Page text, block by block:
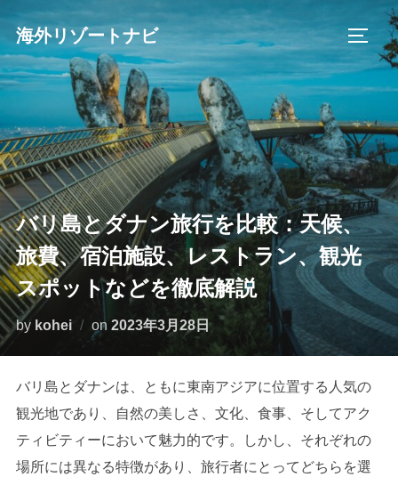
テ
ン
へ
ス
キ
ッ
プ
海外リゾートナビ サイド
バリ島とダナン旅行を比較：天候、
旅費、宿泊施設、レストラン、観光
スポットなどを徹底解説
by kohei on 投
2023年3月28日
バリ島とダナンは、ともに東南アジアに位置する人気の
観光地であり、自然の美しさ、文化、食事、そしてアク
ティビティーにおいて魅力的です。しかし、それぞれの
場所には異なる特徴があり、旅行者にとってどちらを選